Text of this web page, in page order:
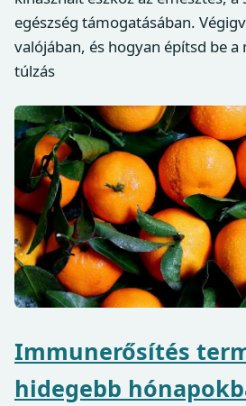
egészség támogatásában.
valójában, és hogyan építsd be
túlzás
Immunerősítés
hidegebb